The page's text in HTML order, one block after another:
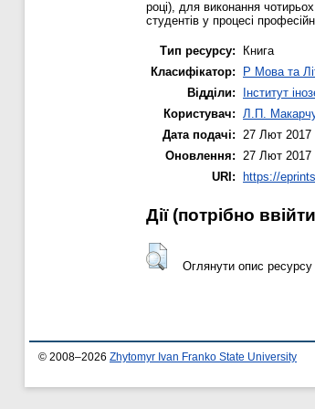
році), для виконання
студентів у процесі
Тип ресурсу:
Книга
Класифікатор:
P Мова та
Відділи:
Інститут
Користувач:
Л.П.
Дата подачі:
27 Лют 2017
Оновлення:
27 Лют 2017
URI: https://
Дії ​​(потрібно
Оглянути опис ресурсу
© 2008–2026 Zhytomyr Ivan Franko State University